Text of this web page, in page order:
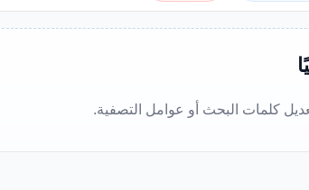
كلمات البحث أو عوامل التصفية.